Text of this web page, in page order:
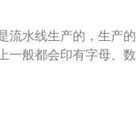
年份，如果是左边的
流水线生产的，生产的
一般都会印有字母、数
强制性认证标志等。
玻璃的生产日期和汽车